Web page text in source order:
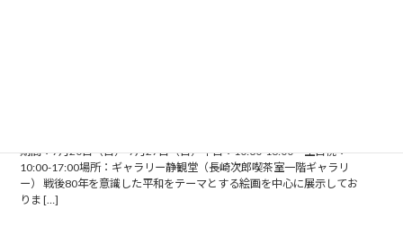
期間：7月20日（日）-7月27日（日）平日：10:30-16:00 土日祝：
10:00-17:00場所：ギャラリー静観堂（長崎次郎喫茶室一階ギャラリ
ー） 戦後80年を意識した平和をテーマとする絵画を中心に展示してお
りま […]